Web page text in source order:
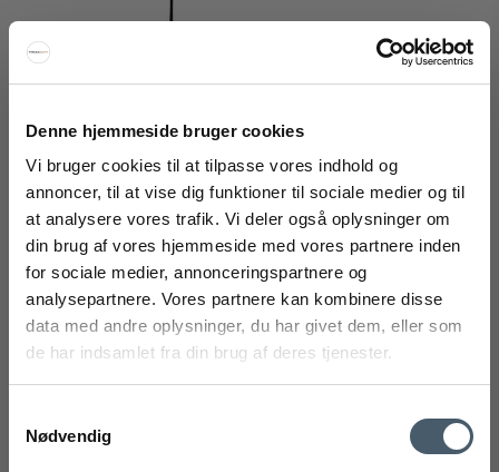
Denne hjemmeside bruger cookies
Vi bruger cookies til at tilpasse vores indhold og
annoncer, til at vise dig funktioner til sociale medier og til
at analysere vores trafik. Vi deler også oplysninger om
din brug af vores hjemmeside med vores partnere inden
for sociale medier, annonceringspartnere og
analysepartnere. Vores partnere kan kombinere disse
data med andre oplysninger, du har givet dem, eller som
de har indsamlet fra din brug af deres tjenester.
Nødvendig
Louis Poulsen PH 2/1 Væglampe
Louis Poulsen
237-5743141629
10.915 NOK
FÅ 20% RABATT
Få 20 % rabatt ved å melde deg på vårt nyhetsbrev.
*Rabatten din kan ikke brukes på allerede nedsatte varer
eller produkter fra Rocket.